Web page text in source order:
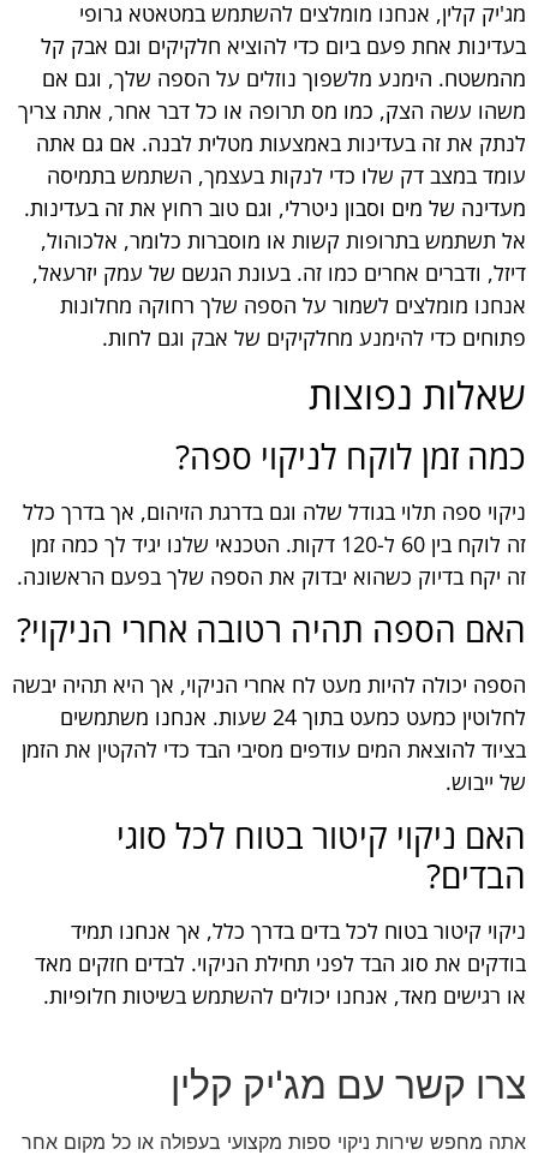
מג'יק קלין, אנחנו מומלצים להשתמש במטאטא גרופי
בעדינות אחת פעם ביום כדי להוציא חלקיקים וגם אבק קל
מהמשטח. הימנע מלשפוך נוזלים על הספה שלך, וגם אם
משהו עשה הצק, כמו מס תרופה או כל דבר אחר, אתה צריך
לנתק את זה בעדינות באמצעות מטלית לבנה. אם גם אתה
עומד במצב דק שלו כדי לנקות בעצמך, השתמש בתמיסה
מעדינה של מים וסבון ניטרלי, וגם טוב רחוץ את זה בעדינות.
אל תשתמש בתרופות קשות או מוסברות כלומר, אלכוהול,
דיזל, ודברים אחרים כמו זה. בעונת הגשם של עמק יזרעאל,
אנחנו מומלצים לשמור על הספה שלך רחוקה מחלונות
פתוחים כדי להימנע מחלקיקים של אבק וגם לחות.
שאלות נפוצות
כמה זמן לוקח לניקוי ספה?
ניקוי ספה תלוי בגודל שלה וגם בדרגת הזיהום, אך בדרך כלל
זה לוקח בין 60 ל-120 דקות. הטכנאי שלנו יגיד לך כמה זמן
זה יקח בדיוק כשהוא יבדוק את הספה שלך בפעם הראשונה.
האם הספה תהיה רטובה אחרי הניקוי?
הספה יכולה להיות מעט לח אחרי הניקוי, אך היא תהיה יבשה
לחלוטין כמעט כמעט בתוך 24 שעות. אנחנו משתמשים
בציוד להוצאת המים עודפים מסיבי הבד כדי להקטין את הזמן
של ייבוש.
האם ניקוי קיטור בטוח לכל סוגי
הבדים?
ניקוי קיטור בטוח לכל בדים בדרך כלל, אך אנחנו תמיד
בודקים את סוג הבד לפני תחילת הניקוי. לבדים חזקים מאד
או רגישים מאד, אנחנו יכולים להשתמש בשיטות חלופיות.
צרו קשר עם מג'יק קלין
אתה מחפש שירות ניקוי ספות מקצועי בעפולה או כל מקום אחר